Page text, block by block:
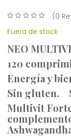
(0
Fuera de stock
NEO
120
Energía y
Sin gluten.
Multivit